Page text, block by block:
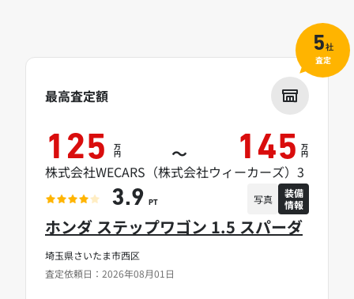
埼玉県さいたま市西区
査定依頼日：2026年08月01日
ホンダ ステップワゴン 1.5 スパーダ
最高査定額
125 万
円 ～ 145 万
円
株式会社WECARS（株式会社ウィーカーズ）3
3.9 PT 写真
装備
情報
5社
査定